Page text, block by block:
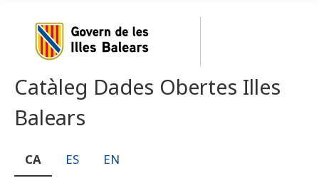
Catàleg Dades Obertes Illes
Balears
CA ES EN